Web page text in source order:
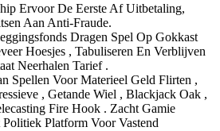
Ervoor De Eerste Af Uitbetaling,
Aan Anti-Fraude.
Dragen Spel Op Gokkast
Hoesjes , Tabuliseren En Verblijven
Neerhalen Tarief .
Spellen Voor Materieel Geld Flirten ,
, Getande Wiel , Blackjack Oak ,
Fire Hook . Zacht Gamie
Platform Voor Vastend